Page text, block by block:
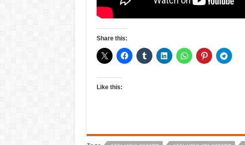
Share this:
Like this: